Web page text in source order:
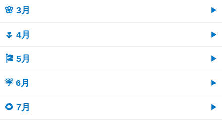
🌸 3月
🌷 4月
🎏 5月
☔ 6月
🌻 7月